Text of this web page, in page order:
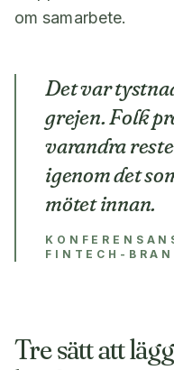
om samarbete.
Det var
grejen. Folk
varandra
igenom det
mötet innan.
FINTECH-
Tre sätt att